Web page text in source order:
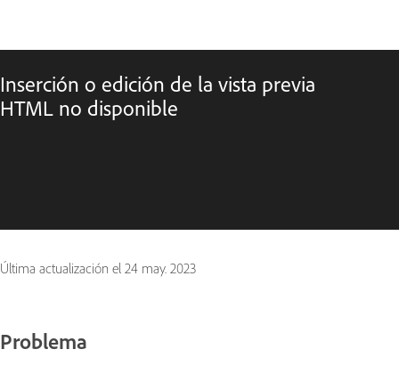
Inserción o edición de la vista previa
HTML no disponible
Última actualización el 24 may. 2023
Problema